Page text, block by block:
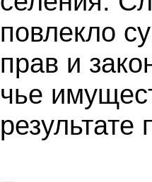
повлекло
прав и
чье
результате